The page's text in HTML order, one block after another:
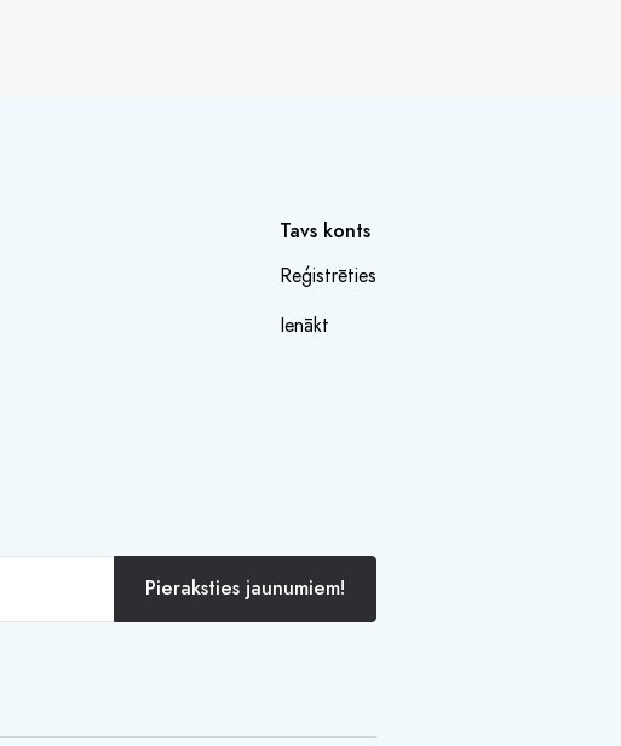
Tavs konts
Reģistrēties
Ienākt
Pieraksties jaunumiem!